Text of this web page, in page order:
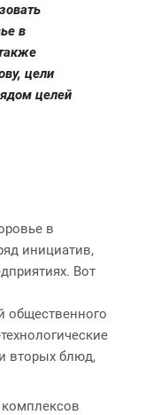
в
цели
целей
в
инициатив,
Вот
общественного
вторых блюд,
комплексов